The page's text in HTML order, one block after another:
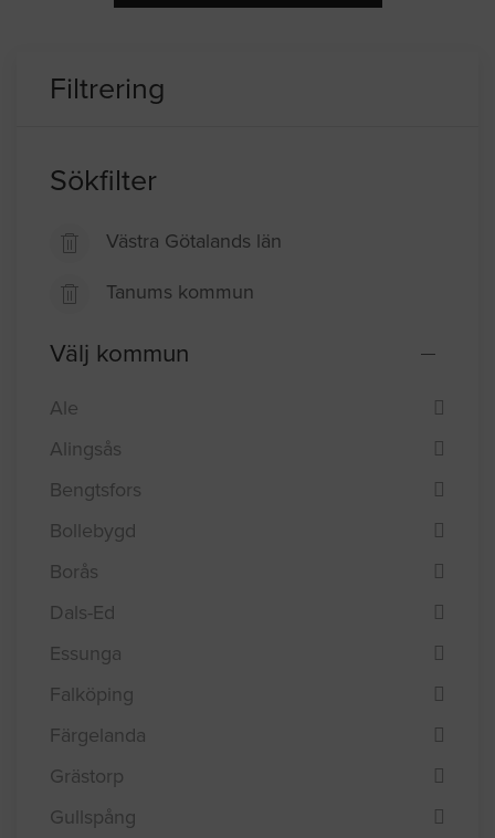
Filtrering
Sökfilter
Västra Götalands län
Tanums kommun
Välj kommun
Ale
Alingsås
Bengtsfors
Bollebygd
Borås
Dals-Ed
Essunga
Falköping
Färgelanda
Grästorp
Gullspång